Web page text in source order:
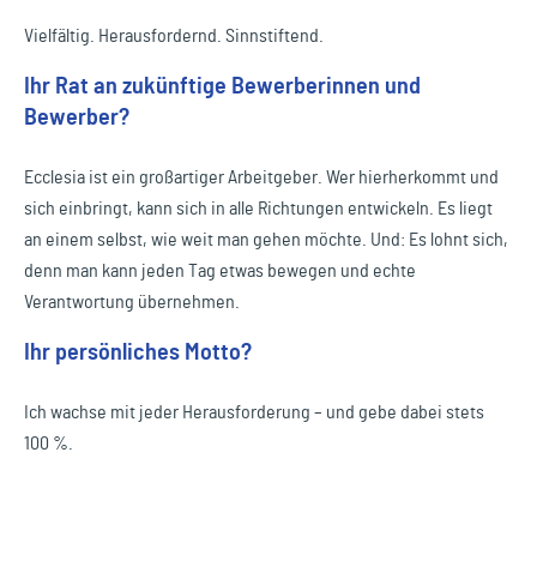
Vielfältig. Herausfordernd. Sinnstiftend.
Ihr Rat an zukünftige Bewerberinnen und
Bewerber?
Ecclesia ist ein großartiger Arbeitgeber. Wer hierherkommt und
sich einbringt, kann sich in alle Richtungen entwickeln. Es liegt
an einem selbst, wie weit man gehen möchte. Und: Es lohnt sich,
denn man kann jeden Tag etwas bewegen und echte
Verantwortung übernehmen.
Ihr persönliches Motto?
Ich wachse mit jeder Herausforderung – und gebe dabei stets
100 %.